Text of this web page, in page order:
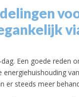
Een goede reden
energiehuishouding
er steeds meer